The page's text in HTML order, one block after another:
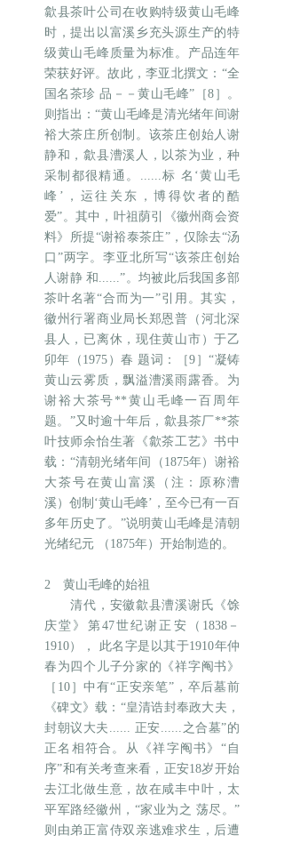
歙县茶叶公司在收购特级黄山毛峰
时，提出以富溪乡充头源生产的特
级黄山毛峰质量为标准。产品连年
荣获好评。故此，李亚北撰文：“全
国名茶珍 品－－黄山毛峰”［8］。
则指出：“黄山毛峰是清光绪年间谢
裕大茶庄所创制。该茶庄创始人谢
静和，歙县漕溪人，以茶为业，种
采制都很精通。......标 名‘黄山毛
峰’，运往关东，博得饮者的酷
爱”。其中，叶祖荫引《徽州商会资
料》所提“谢裕泰茶庄”，仅除去“汤
口”两字。李亚北所写“该茶庄创始
人谢静 和......”。均被此后我国多部
茶叶名著“合而为一”引用。其实，
徽州行署商业局长郑恩普（河北深
县人，已离休，现住黄山市）于乙
卯年（1975）春 题词：［9］“凝铸
黄山云雾质，飘溢漕溪雨露香。为
谢裕大茶号**黄山毛峰一百周年
题。”又时逾十年后，歙县茶厂**茶
叶技师余怡生著《歙茶工艺》书中
载：“清朝光绪年间（1875年）谢裕
大茶号在黄山富溪（注：原称漕
溪）创制‘黄山毛峰’，至今已有一百
多年历史了。”说明黄山毛峰是清朝
光绪纪元 （1875年）开始制造的。
2 黄山毛峰的始祖
清代，安徽歙县漕溪谢氏《馀
庆堂》第47世纪谢正安（1838－
1910）， 此名字是以其于1910年仲
春为四个儿子分家的《祥字阄书》
［10］中有“正安亲笔”，卒后墓前
《碑文》载：“皇清诰封奉政大夫，
封朝议大夫...... 正安......之合墓”的
正名相符合。从《祥字阄书》“自
序”和有关考查来看，正安18岁开始
去江北做生意，故在咸丰中叶，太
平军路经徽州，“家业为之 荡尽。”
则由弟正富侍双亲逃难求生，后遭